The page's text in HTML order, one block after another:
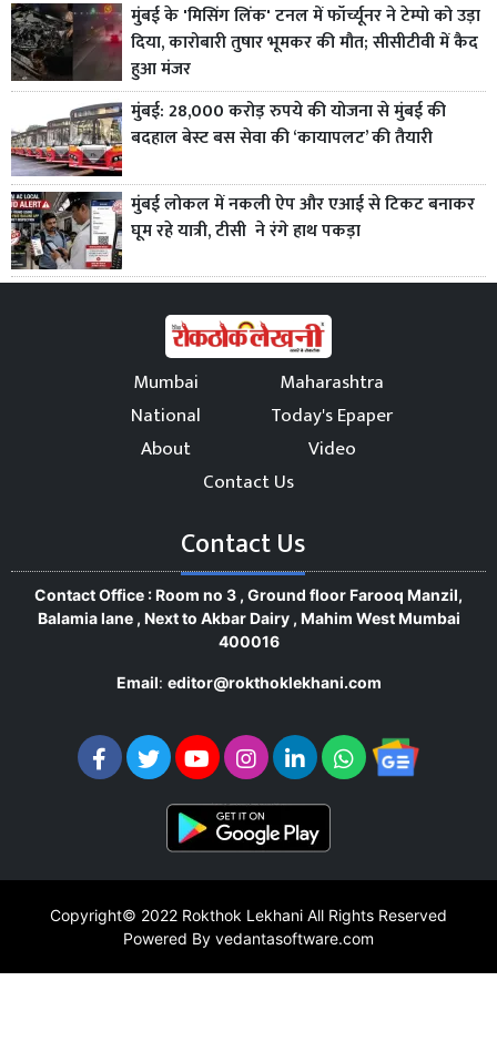
मुंबई के 'मिसिंग लिंक' टनल में फॉर्च्यूनर ने टेम्पो को उड़ा
दिया, कारोबारी तुषार भूमकर की मौत; सीसीटीवी में कैद
हुआ मंजर
मुंबई: 28,000 करोड़ रुपये की योजना से मुंबई की
बदहाल बेस्ट बस सेवा की ‘कायापलट’ की तैयारी
मुंबई लोकल में नकली ऐप और एआई से टिकट बनाकर
घूम रहे यात्री, टीसी ने रंगे हाथ पकड़ा
Mumbai
Maharashtra
National
Today's Epaper
About
Video
Contact Us
Contact Us
Contact Office : Room no 3 , Ground floor Farooq Manzil,
Balamia lane , Next to Akbar Dairy , Mahim West Mumbai
400016
Email: editor@rokthoklekhani.com
Copyright© 2022 Rokthok Lekhani All Rights Reserved
Powered By vedantasoftware.com